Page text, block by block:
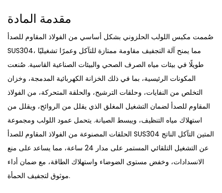
مقدمة المادة
صُممت مكبس اللولب الحلزوني بشكل أساسي من الفولاذ المقاوم للصدأ
SUS304، مما يمنح آلة التجفيف مقاومة ممتازة للتآكل وعمرًا تشغيليًا
طويلًا في بيئات مياه الصرف الصحي والبيئات الصناعية القاسية. صُنعت
المكونات الرئيسية، بما في ذلك الخزانة الكهربائية المدمجة، وخزان
التخلص من النفايات، وحلقات الترشيح، والحلقة المتحركة، من الفولاذ
المقاوم للصدأ لضمان التشغيل المغلق الذي يقلل من الروائح، ويقلل من
استهلاك مياه التنظيف، ويبسط الصيانة. يتحمل عمود اللولب ومجموعة
الحلقات المصنوعة من الفولاذ المقاوم للصدأ SUS304 المتين التآكل الناتج
عن التشغيل التلقائي المستمر على مدار 24 ساعة، مما يساعد على منع
الانسدادات، وخفض مستوى الضوضاء واستهلاك الطاقة، مع ضمان أداء
موثوق لتجفيف الحمأة.